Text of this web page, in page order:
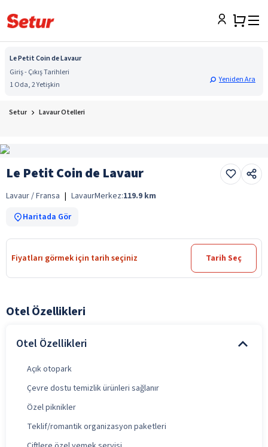
Le Petit Coin de Lavaur
Giriş - Çıkış Tarihleri
1 Oda, 2 Yetişkin
Yeniden Ara
Setur Lavaur Otelleri
Le Petit Coin de Lavaur
Lavaur / Fransa | LavaurMerkez:119.9 km
Haritada Gör
Fiyatları görmek için tarih seçiniz Tarih Seç
Otel Özellikleri
Otel Özellikleri
Açık otopark
Çevre dostu temizlik ürünleri sağlanır
Özel piknikler
Teklif/romantik organizasyon paketleri